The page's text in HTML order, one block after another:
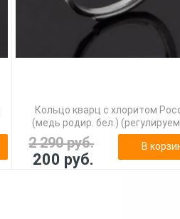
Кольцо кварц с хлоритом
(медь родир. бел.)
2 290 руб.
200 руб.
В